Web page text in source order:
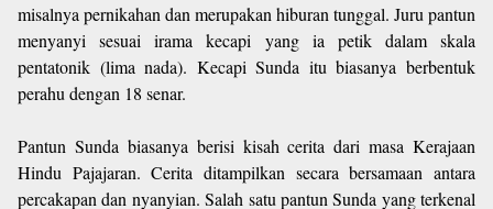
misalnya pernikahan dan merupakan hiburan tunggal. Juru pantun
menyanyi sesuai irama kecapi yang ia petik dalam skala
pentatonik (lima nada). Kecapi Sunda itu biasanya berbentuk
perahu dengan 18 senar.
Pantun Sunda biasanya berisi kisah cerita dari masa Kerajaan
Hindu Pajajaran. Cerita ditampilkan secara bersamaan antara
percakapan dan nyanyian. Salah satu pantun Sunda yang terkenal